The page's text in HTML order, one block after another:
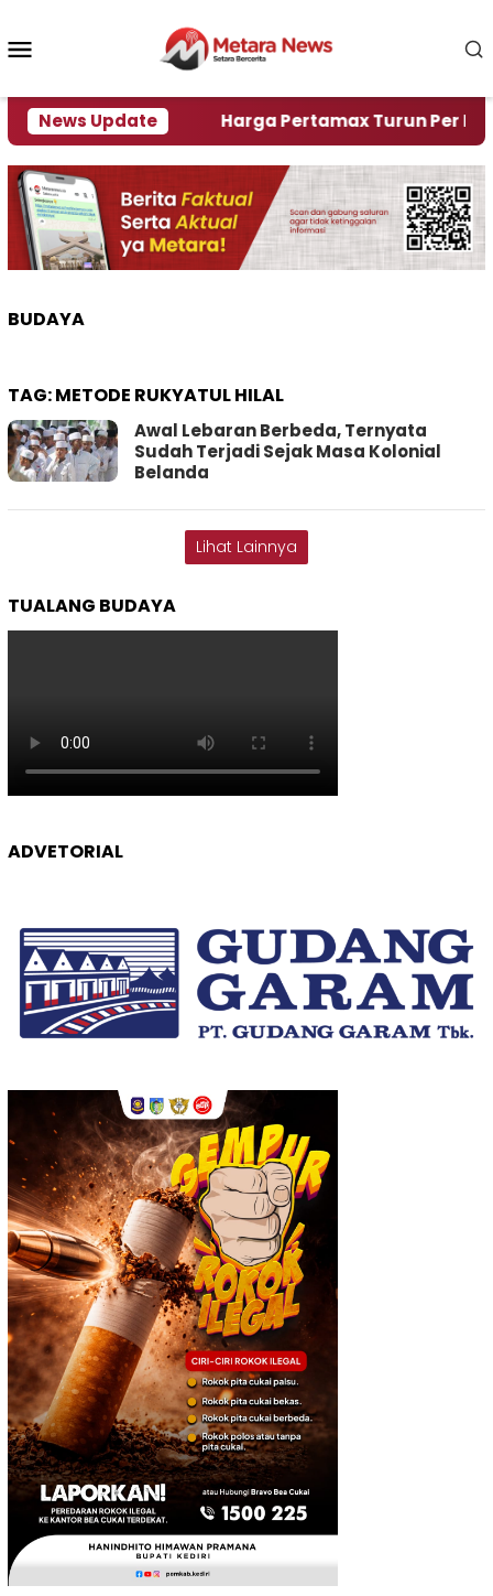
konten
News Update
Krisi Air Harga Pertamax Turun Per Hari Ini,
BUDAYA
TAG:METODE RUKYATUL HILAL
Awal Lebaran Berbeda, Ternyata
Sudah Terjadi Sejak Masa Kolonial
Belanda
Lihat Lainnya
TUALANG BUDAYA
ADVETORIAL